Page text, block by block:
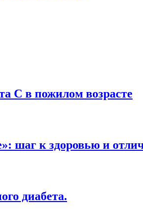
С в пожилом возрасте
шаг к здоровью и
диабета.